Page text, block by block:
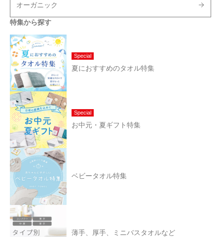
オーガニック
特集から探す
Special
夏におすすめのタオル特集
Special
お中元・夏ギフト特集
ベビータオル特集
薄手、厚手、ミニバスタオルなど